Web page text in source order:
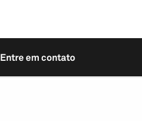
Entre em contato